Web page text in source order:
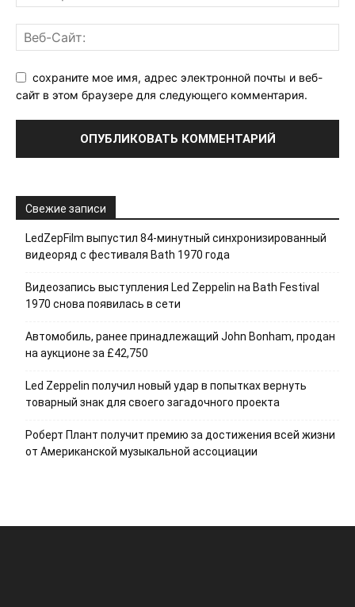
сохраните мое имя, адрес электронной почты и веб-
сайт в этом браузере для следующего комментария.
Свежие записи
LedZepFilm выпустил 84-минутный синхронизированный
видеоряд с фестиваля Bath 1970 года
Видеозапись выступления Led Zeppelin на Bath Festival
1970 снова появилась в сети
Автомобиль, ранее принадлежащий John Bonham, продан
на аукционе за £42,750
Led Zeppelin получил новый удар в попытках вернуть
товарный знак для своего загадочного проекта
Роберт Плант получит премию за достижения всей жизни
от Американской музыкальной ассоциации